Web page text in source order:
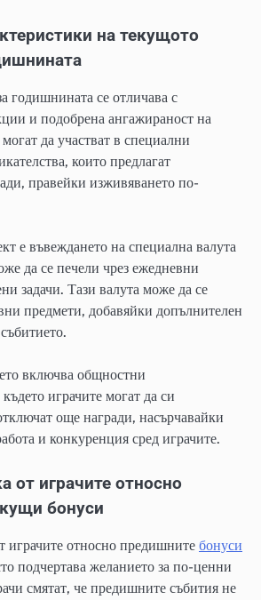
на текущото
годишнината се отличава с
и подобрена ангажираност на
да участват в специални
които предлагат
правейки изживяването по-
е въвеждането на специална валута
да се печели чрез ежедневни
задачи. Тази валута може да се
предмети, добавяйки допълнителен
включва общностни
играчите могат да си
още награди, насърчавайки
и конкуренция сред играчите.
от играчите относно
бонуси
играчите относно предишните бонуси
подчертава желанието за по-ценни
смятат, че предишните събития не